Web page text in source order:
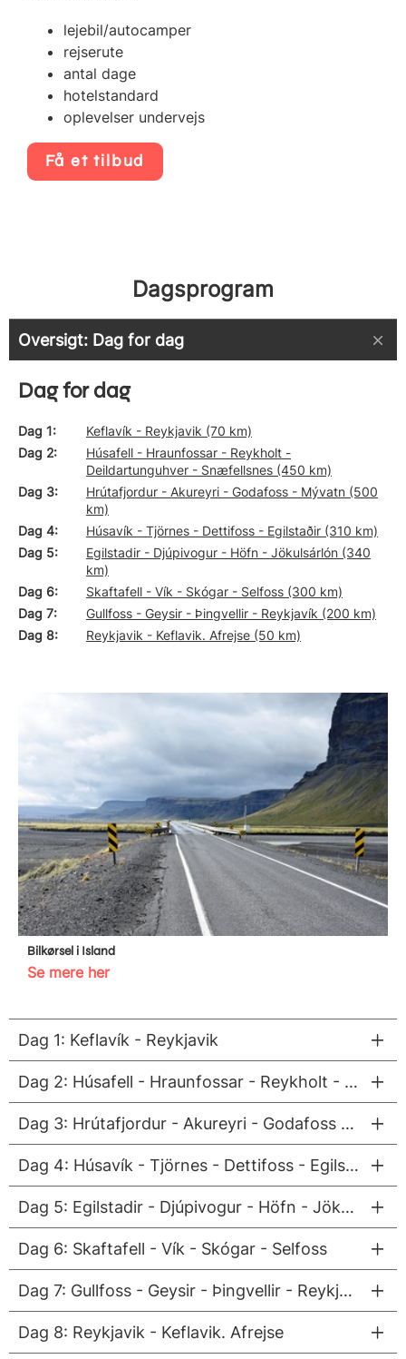
lejebil/autocamper
rejserute
antal dage
hotelstandard
oplevelser undervejs
Få et tilbud
Dagsprogram
Oversigt: Dag for dag
Dag for dag
Dag 1
Keflavík - Reykjavik (70 km)
Dag 2
Húsafell - Hraunfossar - Reykholt -
Deildartunguhver - Snæfellsnes (450 km)
Dag 3
Hrútafjordur - Akureyri - Godafoss - Mývatn (500
km)
Dag 4
Húsavík - Tjörnes - Dettifoss - Egilstaðir (310 km)
Dag 5
Egilstadir - Djúpivogur - Höfn - Jökulsárlón (340
km)
Dag 6
Skaftafell - Vík - Skógar - Selfoss (300 km)
Dag 7
Gullfoss - Geysir - Þingvellir - Reykjavík (200 km)
Dag 8
Reykjavik - Keflavik. Afrejse (50 km)
Bilkørsel i Island
Se mere her
Dag 1: Keflavík - Reykjavik
Dag 2: Húsafell - Hraunfossar - Reykholt - Deildartunguhver - Snæfellsnes
Dag 3: Hrútafjordur - Akureyri - Godafoss - Mývatn
Dag 4: Húsavík - Tjörnes - Dettifoss - Egilstaðir
Dag 5: Egilstadir - Djúpivogur - Höfn - Jökulsárlón
Dag 6: Skaftafell - Vík - Skógar - Selfoss
Dag 7: Gullfoss - Geysir - Þingvellir - Reykjavík
Dag 8: Reykjavik - Keflavik. Afrejse